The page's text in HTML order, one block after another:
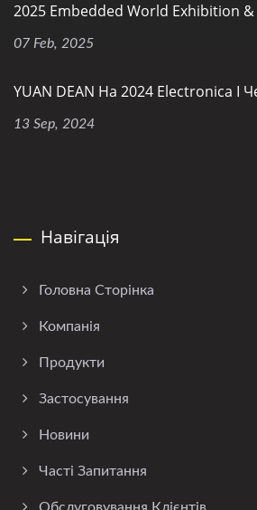
2025 Embedded World Exhibition
07 Feb, 2025
YUAN DEAN На 2024 Electronica І
13 Sep, 2024
Навігація
Головна Сторінка
Компанія
Продукти
Застосування
Новини
Часті Запитання